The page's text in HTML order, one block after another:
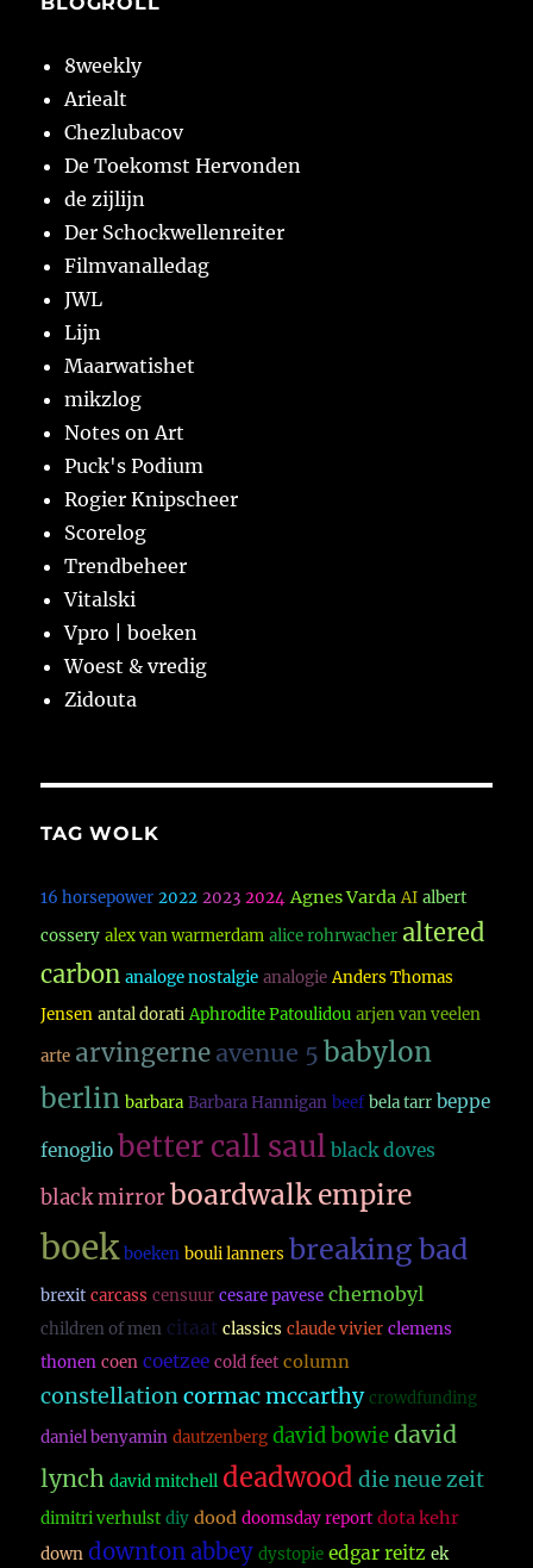
8weekly
Ariealt
Chezlubacov
De Toekomst Hervonden
de zijlijn
Der Schockwellenreiter
Filmvanalledag
JWL
Lijn
Maarwatishet
mikzlog
Notes on Art
Puck's Podium
Rogier Knipscheer
Scorelog
Trendbeheer
Vitalski
Vpro | boeken
Woest & vredig
Zidouta
TAG WOLK
16 horsepower 2022 2023 2024 Agnes Varda AI albert
cossery alex van warmerdam alice rohrwacher altered
carbon analoge nostalgie analogie Anders Thomas
Jensen antal dorati Aphrodite Patoulidou arjen van veelen
arte arvingerne avenue 5 babylon
berlin barbara Barbara Hannigan beef bela tarr beppe
fenoglio better call saul black doves
black mirror boardwalk empire
boek boeken bouli lanners breaking bad
brexit carcass censuur cesare pavese chernobyl
children of men citaat classics claude vivier clemens
thonen coen coetzee cold feet column
constellationcormac mccarthy crowdfunding
daniel benyamin dautzenberg david bowie david
lynch david mitchell deadwood die neue zeit
dimitri verhulst diy dood doomsday report dota kehr
down downton abbey dystopie edgar reitz ek